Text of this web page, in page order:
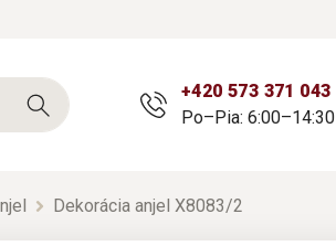
+420 573 371 043
Po–Pia: 6:00–14:30
Dekorácia anjel X8083/2